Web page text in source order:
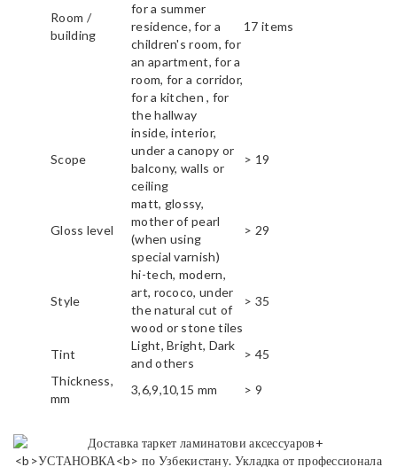
Room /
building
for a summer
residence, for a
children's room, for
an apartment, for a
room, for a corridor,
for a kitchen , for
the hallway
17 items
Scope
inside, interior,
under a canopy or
balcony, walls or
ceiling
> 19
Gloss level
matt, glossy,
mother of pearl
(when using
special varnish)
> 29
Style
hi-tech, modern,
art, rococo, under
the natural cut of
wood or stone tiles
> 35
Tint
Light, Bright, Dark
and others
> 45
Thickness,
mm
3,6,9,10,15 mm > 9